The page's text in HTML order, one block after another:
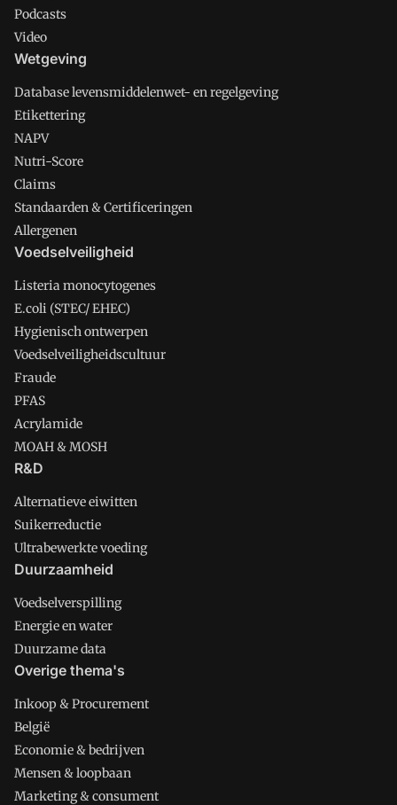
Podcasts
Video
Wetgeving
Database levensmiddelenwet- en regelgeving
Etikettering
NAPV
Nutri-Score
Claims
Standaarden & Certificeringen
Allergenen
Voedselveiligheid
Listeria monocytogenes
E.coli (STEC/ EHEC)
Hygienisch ontwerpen
Voedselveiligheidscultuur
Fraude
PFAS
Acrylamide
MOAH & MOSH
R&D
Alternatieve eiwitten
Suikerreductie
Ultrabewerkte voeding
Duurzaamheid
Voedselverspilling
Energie en water
Duurzame data
Overige thema's
Inkoop & Procurement
België
Economie & bedrijven
Mensen & loopbaan
Marketing & consument